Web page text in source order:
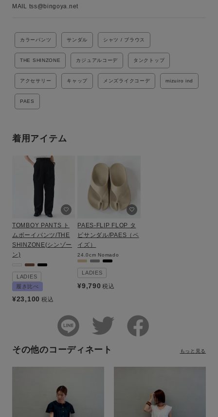
MAIL tss@bingoya.net
カラーパンツ サンダル シャツ / ブラウス
THE SHINZONE カジュアルコーデ タンクトップ
アクセサリー キャップ メンズライクコーデ mizuiro ind
PAES
着用アイテム
TOMBOY PANTS ト
ムボーイパンツ/THE
SHINZONE(シンゾー
ン)
LADIES
履き比べ
¥23,100 税込
PAES-FLIP FLOP タ
ビサンダル/PAES（ペ
イズ）
24.0cm Nomado
LADIES
¥9,790 税込
その他のコーディネート もっと見る